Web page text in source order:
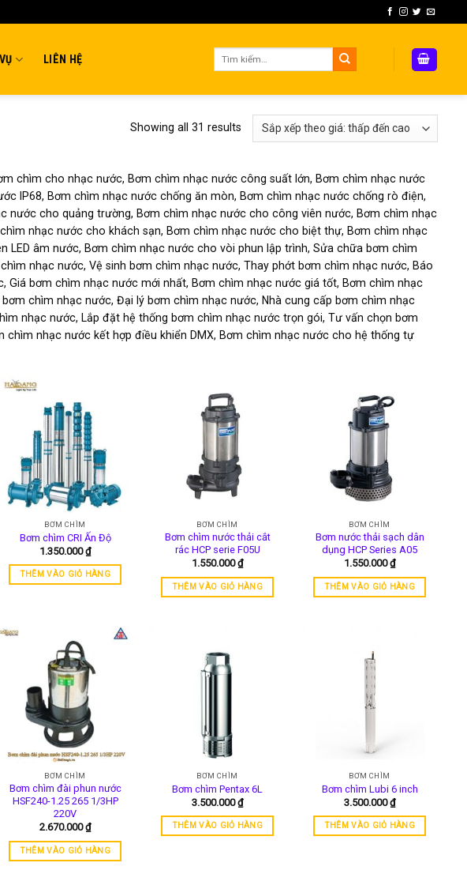
LIÊN HỆ
Showing all 31 results
chìm cho nhạc nước, Bơm chìm nhạc nước công suất lớn, Bơm chìm nhạc nước
IP68, Bơm chìm nhạc nước chống ăn mòn, Bơm chìm nhạc nước chống rò điện,
nước cho quảng trường, Bơm chìm nhạc nước cho công viên nước, Bơm chìm nhạc
nhạc nước cho khách sạn, Bơm chìm nhạc nước cho biệt thự, Bơm chìm nhạc
âm nước, Bơm chìm nhạc nước cho vòi phun lập trình, Sửa chữa bơm chìm
nhạc nước, Vệ sinh bơm chìm nhạc nước, Thay phớt bơm chìm nhạc nước, Báo
Giá bơm chìm nhạc nước mới nhất, Bơm chìm nhạc nước giá tốt, Bơm chìm nhạc
chìm nhạc nước, Đại lý bơm chìm nhạc nước, Nhà cung cấp bơm chìm nhạc
nhạc nước, Lắp đặt hệ thống bơm chìm nhạc nước trọn gói, Tư vấn chọn bơm
nhạc nước kết hợp điều khiển DMX, Bơm chìm nhạc nước cho hệ thống tự
BƠM CHÌM
Bơm chìm CRI Ấn Độ
1.350.000₫
THÊM VÀO GIỎ HÀNG
BƠM CHÌM
Bơm chìm nước thải cắt
rác HCP serie F05U
1.550.000₫
THÊM VÀO GIỎ HÀNG
BƠM CHÌM
Bơm nước thải sạch dân
dụng HCP Series A05
1.550.000₫
THÊM VÀO GIỎ HÀNG
BƠM CHÌM
Bơm chìm đài phun nước
HSF240-1.25 265 1/3HP
220V
2.670.000₫
THÊM VÀO GIỎ HÀNG
BƠM CHÌM
Bơm chìm Pentax 6L
3.500.000₫
THÊM VÀO GIỎ HÀNG
BƠM CHÌM
Bơm chìm Lubi 6 inch
3.500.000₫
THÊM VÀO GIỎ HÀNG